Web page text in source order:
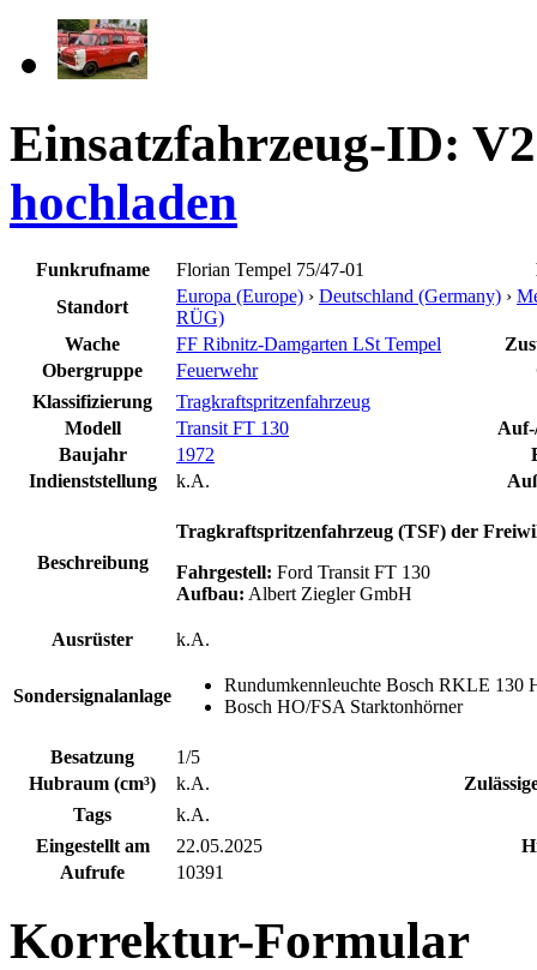
Einsatzfahrzeug-ID:
hochladen
Funkrufname Florian Tempel 75/47-01
Standort
Europa (Europe) › Deutschland (Germany) ›
RÜG)
Wache
FF Ribnitz-Damgarten LSt Tempel
Obergruppe
Feuerwehr
Klassifizierung
Tragkraftspritzenfahrzeug
Modell
Transit FT 130
Baujahr
1972
Indienststellung
k.A.
Beschreibung
Tragkraftspritzenfahrzeug (TSF) der
Fahrgestell: Ford Transit FT 130
Aufbau: Albert Ziegler GmbH
Ausrüster k.A.
Sondersignalanlage
Rundumkennleuchte Bosch RKLE 130
Bosch HO/FSA Starktonhörner
Besatzung
1/5
Hubraum (cm³)
k.A.
Tags
k.A.
Eingestellt am
22.05.2025
Aufrufe
10391
Korrektur-Formular